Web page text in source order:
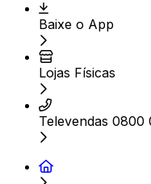
Baixe o App
Lojas Físicas
Televendas 0800